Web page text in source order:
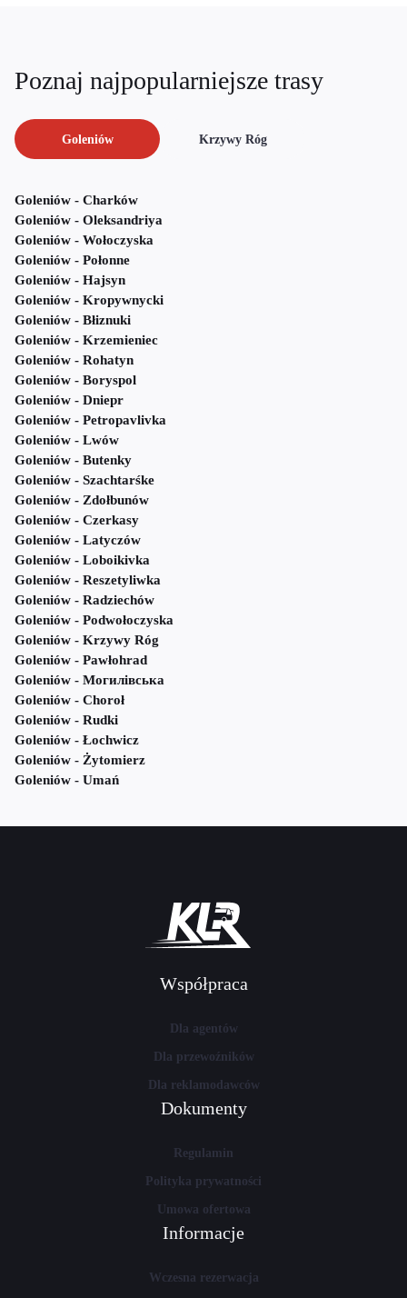
Poznaj najpopularniejsze trasy
Goleniów Krzywy Róg
Goleniów - Charków
Goleniów - Oleksandriya
Goleniów - Wołoczyska
Goleniów - Połonne
Goleniów - Hajsyn
Goleniów - Kropywnycki
Goleniów - Błiznuki
Goleniów - Krzemieniec
Goleniów - Rohatyn
Goleniów - Boryspol
Goleniów - Dniepr
Goleniów - Petropavlivka
Goleniów - Lwów
Goleniów - Butenky
Goleniów - Szachtarśke
Goleniów - Zdołbunów
Goleniów - Czerkasy
Goleniów - Latyczów
Goleniów - Loboikivka
Goleniów - Reszetyliwka
Goleniów - Radziechów
Goleniów - Podwołoczyska
Goleniów - Krzywy Róg
Goleniów - Pawłohrad
Goleniów - Могилівська
Goleniów - Choroł
Goleniów - Rudki
Goleniów - Łochwicz
Goleniów - Żytomierz
Goleniów - Umań
Współpraca
Dla agentów
Dla przewoźników
Dla reklamodawców
Dokumenty
Regulamin
Polityka prywatności
Umowa ofertowa
Informacje
Wczesna rezerwacja